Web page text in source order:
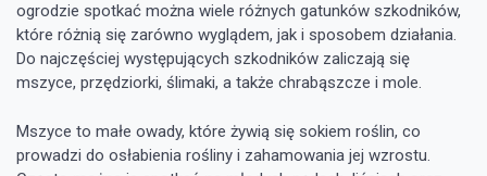
ogrodzie spotkać można wiele różnych gatunków szkodników,
które różnią się zarówno wyglądem, jak i sposobem działania.
Do najczęściej występujących szkodników zaliczają się
mszyce, przędziorki, ślimaki, a także chrabąszcze i mole.
Mszyce to małe owady, które żywią się sokiem roślin, co
prowadzi do osłabienia rośliny i zahamowania jej wzrostu.